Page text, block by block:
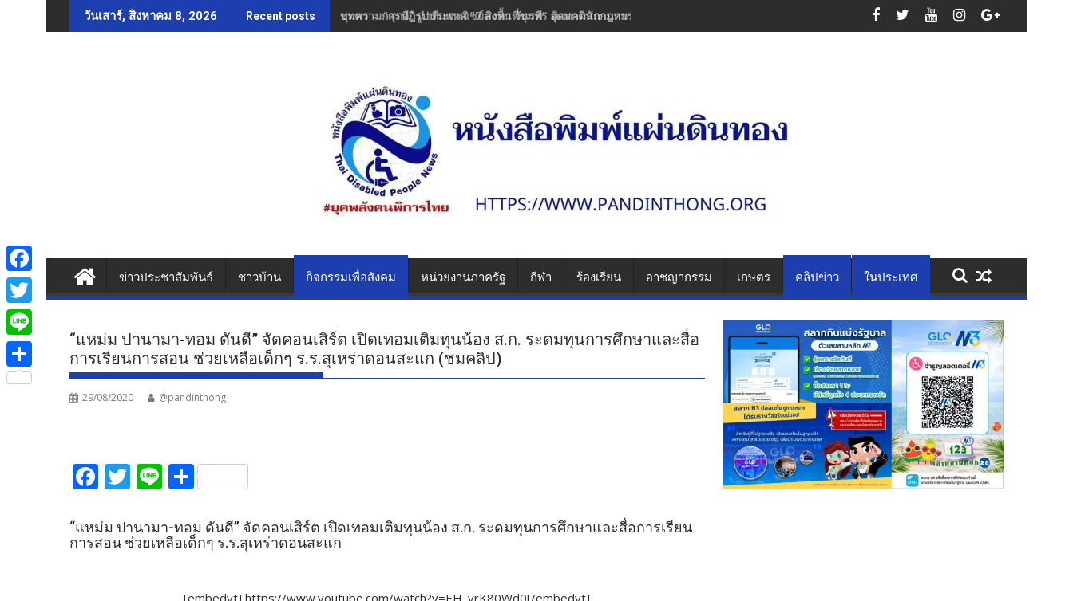
to
วันเสาร์, สิงหาคม 8, 2026 Recent posts บทความการปฏิรูปประเทศ ”7 สิงหา วันรพี“ อุดมคตินักกฎหมายภายใต้วิกฤติศรัทธา
ข่าวประชาสัมพันธ์ ชาวบ้าน กิจกรรมเพื่อสังคม หน่วยงานภาครัฐ กีฬา ร้องเรียน อาชญากรรม เกษตร คลิปข่าว ในประเทศ
“แหม่ม ปานามา-ทอม ดันดี” จัดคอนเสิร์ต เปิดเทอมเติมทุนน้อง ส.ก. ระดมทุนการศึกษาและสื่อ
การเรียนการสอน ช่วยเหลือเด็กๆ ร.ร.สุเหร่าดอนสะแก (ชมคลิป)
29/08/2020 @pandinthong
F
e
b
T
itt
er
Li
e
S
ar
e
“แหม่ม ปานามา-ทอม ดันดี” จัดคอนเสิร์ต เปิดเทอมเติมทุนน้อง ส.ก. ระดมทุนการศึกษาและสื่อการเรียน
การสอน ช่วยเหลือเด็กๆ ร.ร.สุเหร่าดอนสะแก
[embedyt] https://www.youtube.com/watch?v=EH_vrK80Wd0[/embedyt]
F
a
c
e
b
T
w
i
L
iS